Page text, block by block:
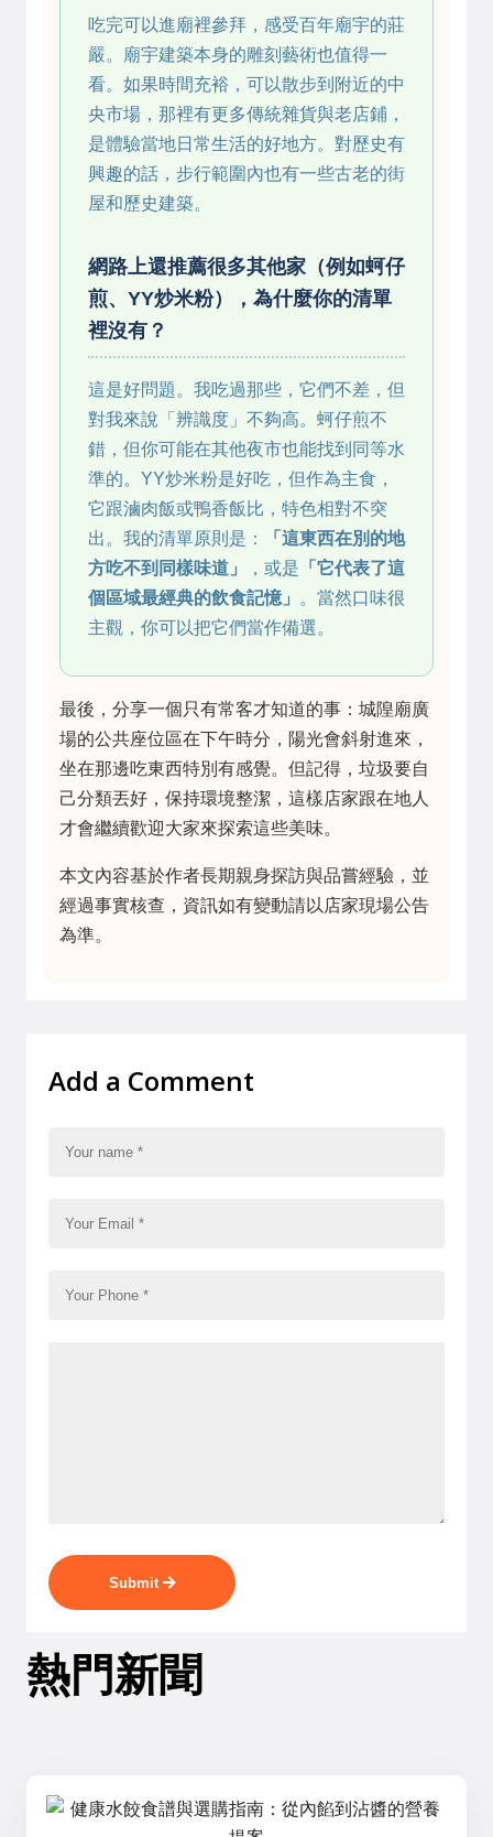
吃完可以進廟裡參拜，感受百年廟宇的莊
嚴。廟宇建築本身的雕刻藝術也值得一
看。如果時間充裕，可以散步到附近的中
央市場，那裡有更多傳統雜貨與老店鋪，
是體驗當地日常生活的好地方。對歷史有
興趣的話，步行範圍內也有一些古老的街
屋和歷史建築。
網路上還推薦很多其他家（例如蚵仔
煎、YY炒米粉），為什麼你的清單
裡沒有？
這是好問題。我吃過那些，它們不差，但
對我來說「辨識度」不夠高。蚵仔煎不
錯，但你可能在其他夜市也能找到同等水
準的。YY炒米粉是好吃，但作為主食，
它跟滷肉飯或鴨香飯比，特色相對不突
出。我的清單原則是：
「這東西在別的地
方吃不到同樣味道」
，或是 「它代表了這
個區域最經典的飲食記憶」
。當然口味很
主觀，你可以把它們當作備選。
最後，分享一個只有常客才知道的事：城隍廟廣
場的公共座位區在下午時分，陽光會斜射進來，
坐在那邊吃東西特別有感覺。但記得，垃圾要自
己分類丟好，保持環境整潔，這樣店家跟在地人
才會繼續歡迎大家來探索這些美味。
本文內容基於作者長期親身探訪與品嘗經驗，並
經過事實核查，資訊如有變動請以店家現場公告
為準。
Add a Comment
Submit
熱門新聞